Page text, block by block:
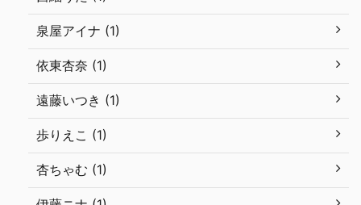
泉屋アイナ (1)
依東杏奈 (1)
遠藤いつき (1)
歩りえこ (1)
杏ちゃむ (1)